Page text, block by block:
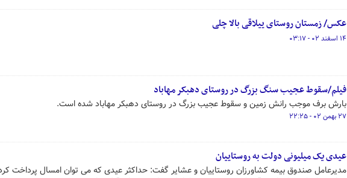
عکس/ زمستان روستای ییلاقی بالا چلی
۱۴ اسفند ۰۲ - ۰۳:۱۷
فیلم/سقوط عجیب سنگ بزرگ در روستای دهبکر مهاباد
بارش برف موجب رانش زمین و سقوط عجیب بزرگ در روستای دهبکر مهاباد شده است.
۲۷ بهمن ۰۲ - ۲۲:۲۵
عیدی یک میلیونی دولت به روستاییان